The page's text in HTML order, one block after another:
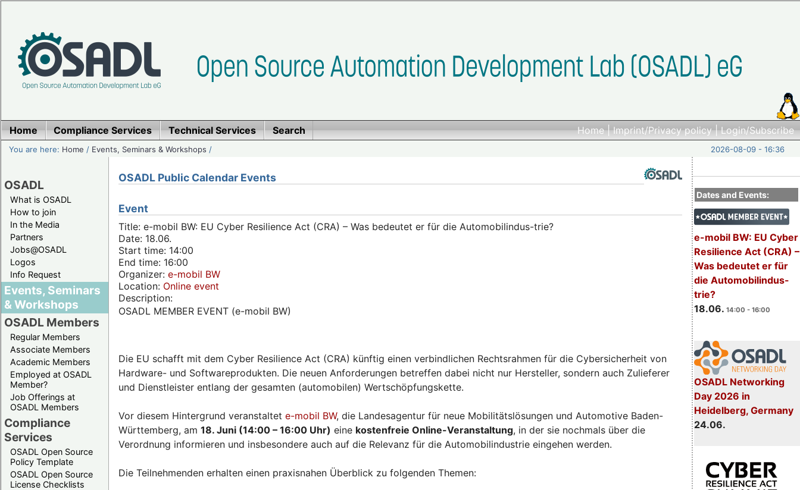
Home|Imprint/Privacy policy|Login/Subscribe
Home Compliance Services Technical Services Search
You are here: Home / Events, Seminars & Workshops / 2026-08-09 - 16:36
OSADL
What is OSADL
How to join
In the Media
Partners
Jobs@OSADL
Logos
Info Request
Events, Seminars
& Workshops
OSADL Members
Regular Members
Associate Members
Academic Members
Employed at OSADL
Member?
Job Offerings at
OSADL Members
Compliance
Services
OSADL Open Source
Policy Template
OSADL Open Source
License Checklists
Dates and Events:
e-mobil BW: EU Cyber
Resilience Act (CRA) –
Was bedeutet er für
die Automobilindus-
trie?
18.06. 14:00 - 16:00
OSADL Networking
Day 2026 in
Heidelberg, Germany
24.06.
OSADL Public Calendar Events
Event
Title: e-mobil BW: EU Cyber Resilience Act (CRA) – Was bedeutet er für die Automobilindus-trie?
Date: 18.06.
Start time: 14:00
End time: 16:00
Organizer: e-mobil BW
Location: Online event
Description:
OSADL MEMBER EVENT (e-mobil BW)
Die EU schafft mit dem Cyber Resilience Act (CRA) künftig einen verbindlichen Rechtsrahmen für die Cybersicherheit von
Hardware- und Softwareprodukten. Die neuen Anforderungen betreffen dabei nicht nur Hersteller, sondern auch Zulieferer
und Dienstleister entlang der gesamten (automobilen) Wertschöpfungskette.
Vor diesem Hintergrund veranstaltet e-mobil BW, die Landesagentur für neue Mobilitätslösungen und Automotive Baden-
Württemberg, am 18. Juni (14:00 – 16:00 Uhr) eine kostenfreie Online-Veranstaltung, in der sie nochmals über die
Verordnung informieren und insbesondere auch auf die Relevanz für die Automobilindustrie eingehen werden.
Die Teilnehmenden erhalten einen praxisnahen Überblick zu folgenden Themen: